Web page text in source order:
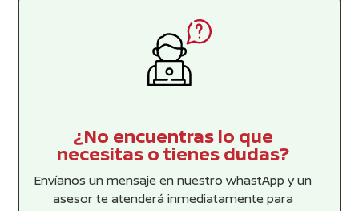
¿No encuentras lo que
necesitas o tienes dudas?
Envíanos un mensaje en nuestro whastApp y un
asesor te atenderá inmediatamente para